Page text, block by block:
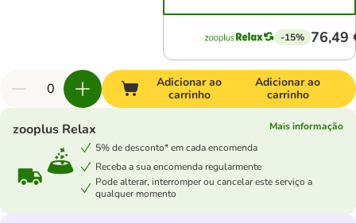
-15% 76,49
Adicionar ao
carrinho
Adicionar ao
carrinho
zooplus Relax
Mais informação
5% de desconto* em cada encomenda
Receba a sua encomenda regularmente
Pode alterar, interromper ou cancelar este serviço a
qualquer momento